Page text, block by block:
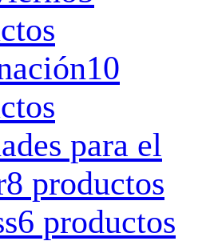
10
para el
8 productos
6 productos